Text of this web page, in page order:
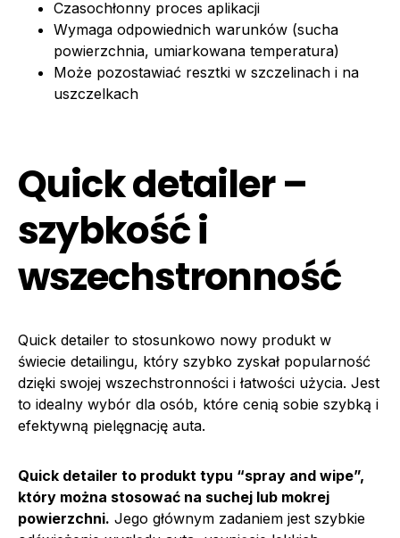
Czasochłonny proces aplikacji
Wymaga odpowiednich warunków (sucha
powierzchnia, umiarkowana temperatura)
Może pozostawiać resztki w szczelinach i na
uszczelkach
Quick detailer –
szybkość i
wszechstronność
Quick detailer to stosunkowo nowy produkt w
świecie detailingu, który szybko zyskał popularność
dzięki swojej wszechstronności i łatwości użycia. Jest
to idealny wybór dla osób, które cenią sobie szybką i
efektywną pielęgnację auta.
Quick detailer to produkt typu “spray and wipe”,
który można stosować na suchej lub mokrej
powierzchni. Jego głównym zadaniem jest szybkie